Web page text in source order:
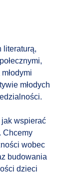
literaturą,
młodych
jak wspierać
Chcemy
wobec
budowania
dzieci